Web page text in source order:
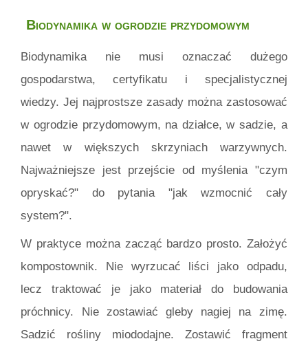
Biodynamika w ogrodzie przydomowym
Biodynamika nie musi oznaczać dużego
gospodarstwa, certyfikatu i specjalistycznej
wiedzy. Jej najprostsze zasady można zastosować
w ogrodzie przydomowym, na działce, w sadzie, a
nawet w większych skrzyniach warzywnych.
Najważniejsze jest przejście od myślenia "czym
opryskać?" do pytania "jak wzmocnić cały
system?".
W praktyce można zacząć bardzo prosto. Założyć
kompostownik. Nie wyrzucać liści jako odpadu,
lecz traktować je jako materiał do budowania
próchnicy. Nie zostawiać gleby nagiej na zimę.
Sadzić rośliny miododajne. Zostawić fragment